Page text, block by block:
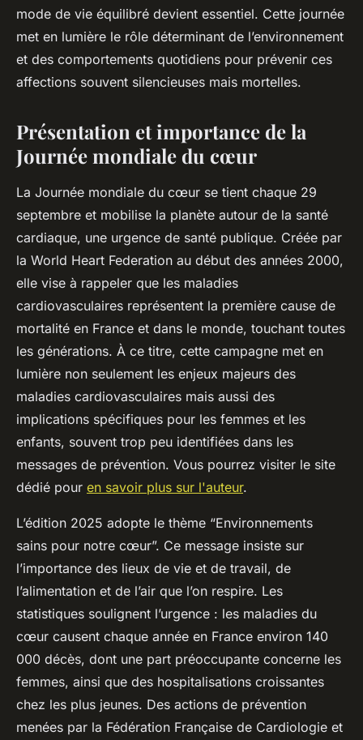
mode de vie équilibré devient essentiel. Cette journée
met en lumière le rôle déterminant de l’environnement
et des comportements quotidiens pour prévenir ces
affections souvent silencieuses mais mortelles.
Présentation et importance de la
Journée mondiale du cœur
La Journée mondiale du cœur se tient chaque 29
septembre et mobilise la planète autour de la santé
cardiaque, une urgence de santé publique. Créée par
la World Heart Federation au début des années 2000,
elle vise à rappeler que les maladies
cardiovasculaires représentent la première cause de
mortalité en France et dans le monde, touchant toutes
les générations. À ce titre, cette campagne met en
lumière non seulement les enjeux majeurs des
maladies cardiovasculaires mais aussi des
implications spécifiques pour les femmes et les
enfants, souvent trop peu identifiées dans les
messages de prévention. Vous pourrez visiter le site
dédié pour en savoir plus sur l'auteur.
L’édition 2025 adopte le thème “Environnements
sains pour notre cœur”. Ce message insiste sur
l’importance des lieux de vie et de travail, de
l’alimentation et de l’air que l’on respire. Les
statistiques soulignent l’urgence : les maladies du
cœur causent chaque année en France environ 140
000 décès, dont une part préoccupante concerne les
femmes, ainsi que des hospitalisations croissantes
chez les plus jeunes. Des actions de prévention
menées par la Fédération Française de Cardiologie et